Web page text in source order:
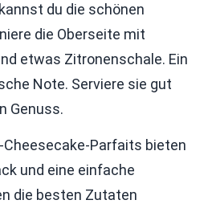
du die schönen
die Oberseite mit
etwas Zitronenschale. Ein
Note. Serviere sie gut
Genuss.
Cheesecake-Parfaits bieten
und eine einfache
die besten Zutaten